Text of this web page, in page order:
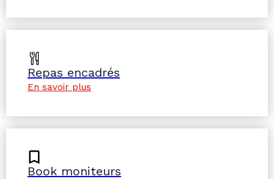
Repas encadrés
En savoir plus
Book moniteurs